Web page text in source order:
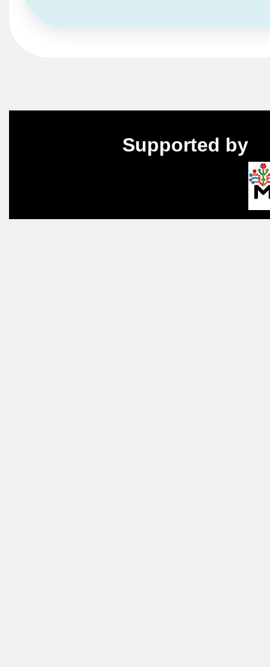
Supported by